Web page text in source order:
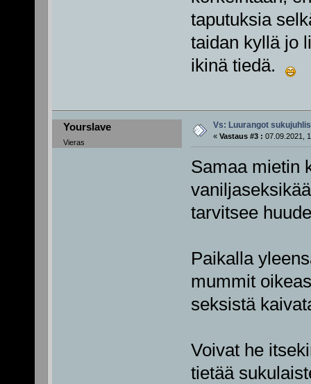
taputuksia
taidan kyllä jo
ikinä tiedä.
Yourslave
Vieras
Vs: Luurangot
« Vastaus #3 : 07.09.2021,
Samaa mietin
tarvitsee
Paikalla
mummit
seksistä
Voivat he
tietää